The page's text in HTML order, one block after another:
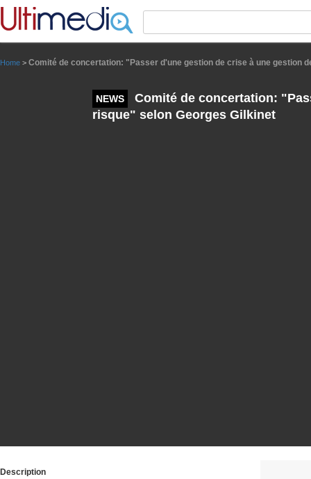
Home > Comité de concertation: "Passer d'une gestion de crise à une gestion
NEWS
Comité de concertation:
risque" selon Georges Gilkinet
Description
Panneau de gestion des cookies